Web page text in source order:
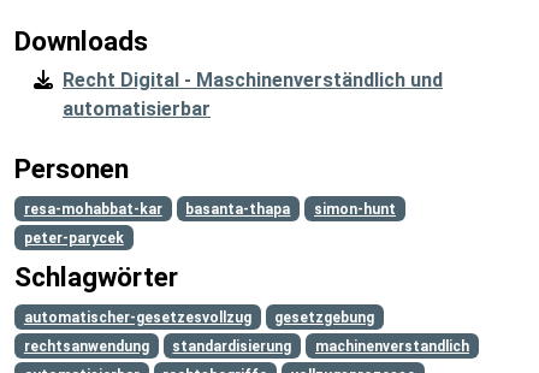
Downloads
Recht Digital - Maschinenverständlich und
automatisierbar
Personen
resa-mohabbat-kar basanta-thapa
simon-hunt
peter-parycek
Schlagwörter
automatischer-gesetzesvollzug
gesetzgebung
rechtsanwendung
standardisierung
machinenverstandlich